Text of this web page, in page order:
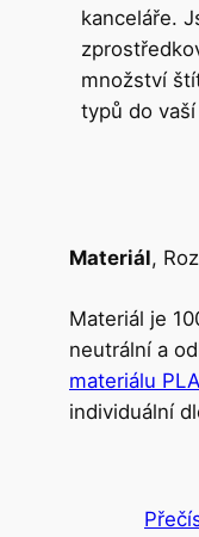
kanceláře.
množství
typů do
Materiál,
Materiál je
neutrální a
materiálu
individuální